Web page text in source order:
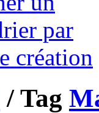
/ Tag